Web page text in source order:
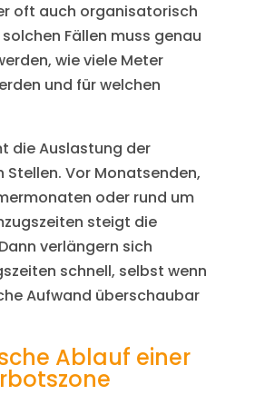
oft auch organisatorisch
Fällen muss genau
wie viele Meter
und für welchen
die Auslastung der
Stellen. Vor Monatsenden,
oder rund um
steigt die
verlängern sich
schnell, selbst wenn
Aufwand überschaubar
Ablauf einer